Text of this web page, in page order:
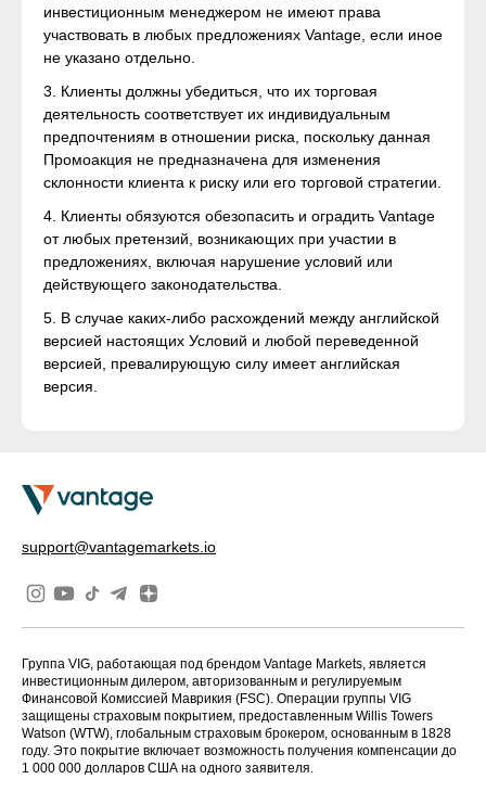
инвестиционным менеджером не имеют права
участвовать в любых предложениях Vantage, если иное
не указано отдельно.
3. Клиенты должны убедиться, что их торговая
деятельность соответствует их индивидуальным
предпочтениям в отношении риска, поскольку данная
Промоакция не предназначена для изменения
склонности клиента к риску или его торговой стратегии.
4. Клиенты обязуются обезопасить и оградить Vantage
от любых претензий, возникающих при участии в
предложениях, включая нарушение условий или
действующего законодательства.
5. В случае каких-либо расхождений между английской
версией настоящих Условий и любой переведенной
версией, превалирующую силу имеет английская
версия.
support@vantagemarkets.io
Группа VIG, работающая под брендом Vantage Markets, является
инвестиционным дилером, авторизованным и регулируемым
Финансовой Комиссией Маврикия (FSC). Операции группы VIG
защищены страховым покрытием, предоставленным Willis Towers
Watson (WTW), глобальным страховым брокером, основанным в 1828
году. Это покрытие включает возможность получения компенсации до
1 000 000 долларов США на одного заявителя.